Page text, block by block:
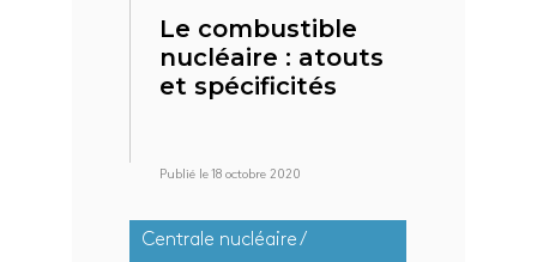
Le combustible
nucléaire : atouts
et spécificités
Publié le 18 octobre 2020
Centrale nucléaire /